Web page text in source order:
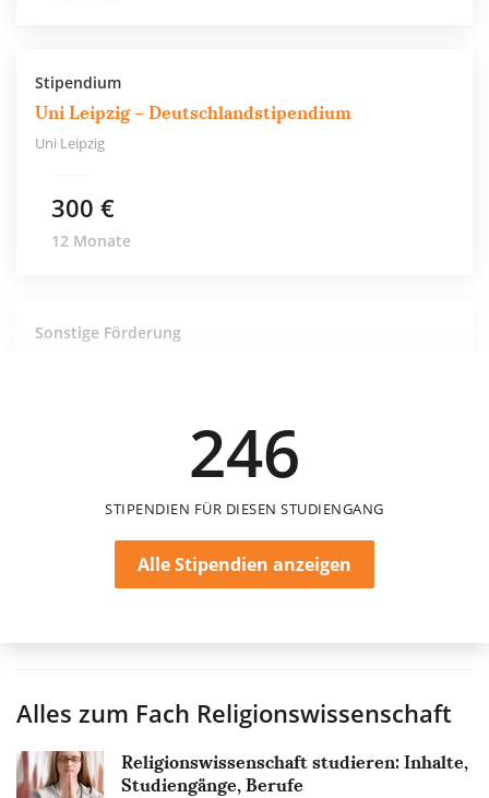
Stipendium
Uni Leipzig – Deutschlandstipendium
Uni Leipzig
300 €
12 Monate
Sonstige Förderung
246
STIPENDIEN FÜR DIESEN STUDIENGANG
Alle Stipendien anzeigen
Alles zum Fach Religionswissenschaft
Religionswissenschaft studieren: Inhalte,
Studiengänge, Berufe